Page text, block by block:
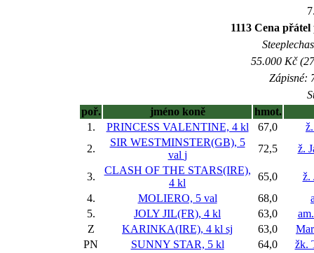
1113 Cena
55.000 Kč
Zápisné:
poř.
jméno koně
hmot.
1.
PRINCESS VALENTINE, 4 kl 67,0
2.
SIR WESTMINSTER(GB), 5
val j
72,5 ž.
3.
CLASH OF THE STARS(IRE),
4 kl
65,0
ž.
4.
MOLIERO, 5 val 68,0
5.
JOLY JIL(FR), 4 kl 63,0
Z
KARINKA(IRE), 4 kl sj 63,0
PN
SUNNY STAR, 5 kl 64,0
žk.